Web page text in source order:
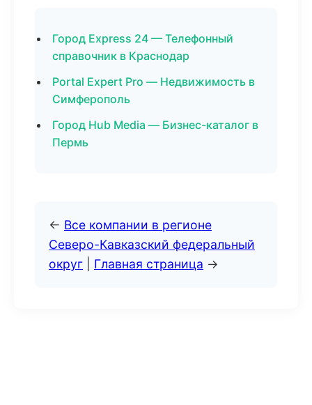
Город Express 24 — Телефонный
справочник в Краснодар
Portal Expert Pro — Недвижимость в
Симферополь
Город Hub Media — Бизнес-каталог в
Пермь
← Все компании в регионе
Северо-Кавказский федеральный
округ
Главная страница →